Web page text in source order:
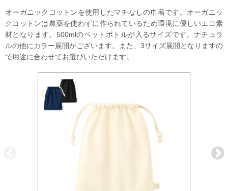
オーガニックコットンを使用したマチなしの巾着です。オーガニッ
クコットンは農薬を使わずに作られているため環境に優しいエコ素
材となります。500mlのペットボトルが入るサイズです。ナチュラ
ルの他にカラー展開がございます。また、3サイズ展開となりますの
で用途に合わせてお選びいただけます。